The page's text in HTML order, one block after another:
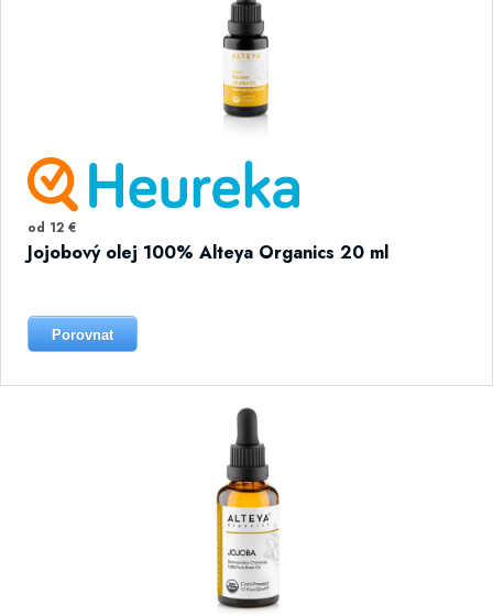
od 12 €
Jojobový olej 100% Alteya Organics 20 ml
Porovnat